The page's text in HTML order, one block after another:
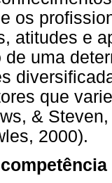
os
atitudes e
uma
que
&
2000).